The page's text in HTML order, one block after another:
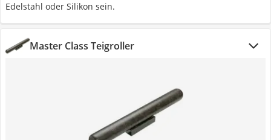
Edelstahl oder Silikon sein.
Master Class Teigroller